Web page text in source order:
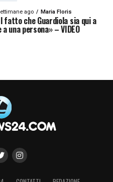
ago Maria Floris
fatto che Guardiola sia qui a
una persona» – VIDEO